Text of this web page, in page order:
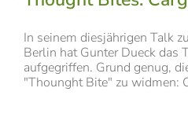
In seinem diesjährigen Talk
Berlin hat Gunter Dueck das
aufgegriffen. Grund genug,
"Thounght Bite" zu widmen: